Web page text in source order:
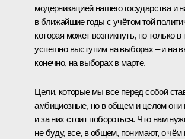
модернизацией нашего государства и
в ближайшие годы с учётом той
которая может возникнуть, но только
успешно выступим на выборах – и на
конечно, на выборах в марте.
Цели, которые мы все перед собой
амбициозные, но в общем и целом они
и за них стоит побороться. Что нам
не буду, все, в общем, понимают, о чём